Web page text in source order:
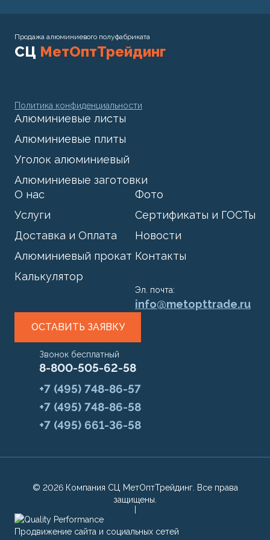
Продажа алюминиевого полуфабриката
СЦ МетОптТрейдинг
Политика конфиденциальности
Алюминиевые листы
Алюминиевые плиты
Уголок алюминиевый
Алюминиевые заготовки
О нас
Услуги
Доставка и Оплата
Алюминиевый прокат
Калькулятор
Фото
Сертификаты и ГОСТы
Новости
Контакты
Эл. почта:
info@metopttrade.ru
ОСТАВИТЬ ЗАЯВКУ
Звонок бесплатный
8-800-505-62-58
+7 (495) 748-86-57
+7 (495) 748-86-58
+7 (495) 661-36-58
© 2026 Компания СЦ МетОптТрейдинг. Все права
защищены.
Продвижение сайта и социальных сетей